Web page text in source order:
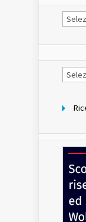
Le
Notizie
Notizie
per